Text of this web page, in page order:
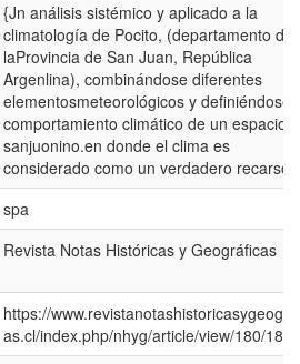
{Jn análisis sistémico y aplicado a la
climatología de Pocito, (departamento de
laProvincia de San Juan, República
Argenlina), combinándose diferentes
elementosmeteorológicos y definiéndose
comportamiento climático de un espacio
sanjuonino.en donde el clima es
considerado como un verdadero recarso.
spa
Revista Notas Históricas y Geográficas
https://
as.cl/index.php/nhyg/article/view/180/181